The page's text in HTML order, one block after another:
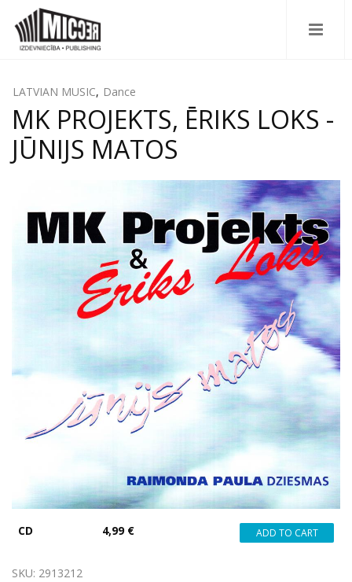
LATVIAN MUSIC, Dance
MK PROJEKTS, ĒRIKS LOKS -
JŪNIJS MATOS
CD 4,99 €
SKU: 2913212